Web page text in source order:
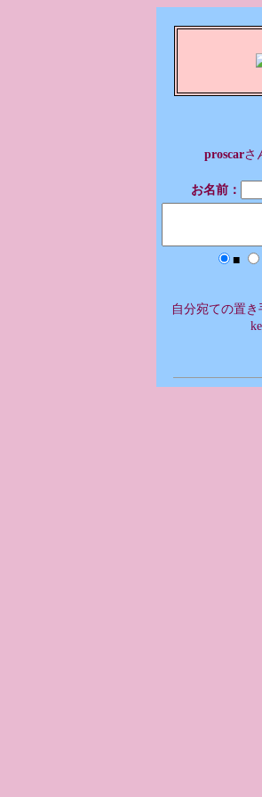
proscarさ
お名前：
■
自分宛ての置